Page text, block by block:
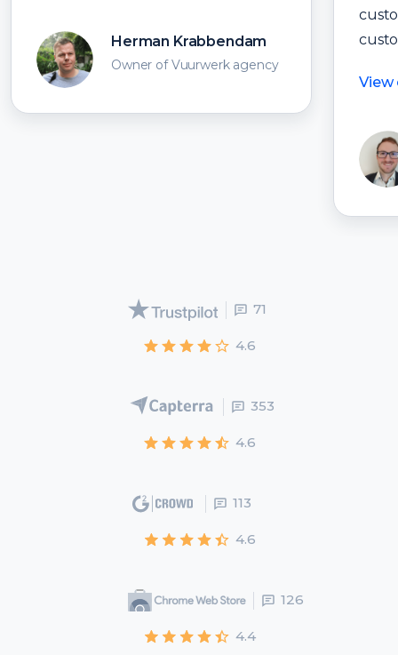
Herman Krabbendam
Owner of Vuurwerk agency
View
71
4.6
353
4.6
113
4.6
126
4.4